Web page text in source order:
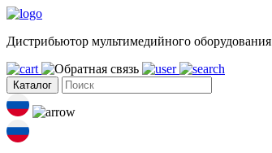
Дистрибьютор мультимедийного оборудования
Каталог